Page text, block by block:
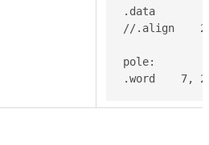
.data
//.align    2
pole:
.word    7,